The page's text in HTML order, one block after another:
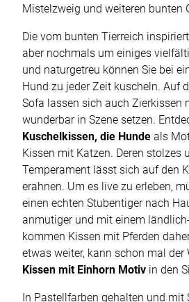
Mistelzweig und weiteren bunten
Die vom bunten Tierreich
aber nochmals um einiges
und naturgetreu können Sie bei
Hund zu jeder Zeit kuscheln. Auf
Sofa lassen sich auch Zierkissen
wunderbar in Szene setzen.
Kuschelkissen, die Hunde als
Kissen mit Katzen. Deren stolzes
Temperament lässt sich auf den
erahnen. Um es live zu erleben,
einen echten Stubentiger nach
anmutiger und mit einem
kommen Kissen mit Pferden
etwas weiter, kann schon mal der
Kissen mit Einhorn Motiv in den
In Pastellfarben gehalten und mit